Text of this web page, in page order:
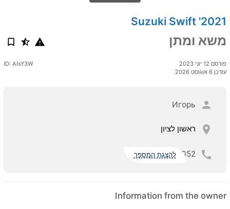
2021' Suzuki Swift
משא ומתן
פורסם 12 יוני 2023
עודכן 6 אוגוסט 2026
ID: AIsY3W
Игорь
ראשון לציון
052 להצגת המספר
Information from the owner